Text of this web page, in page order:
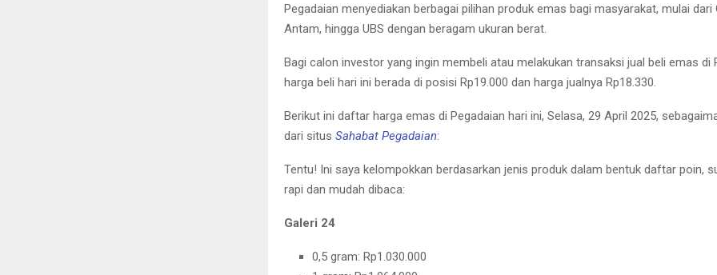
Pegadaian menyediakan berbagai pilihan produk emas bagi masyarakat, mulai dari
Antam, hingga UBS dengan beragam ukuran berat.
Bagi calon investor yang ingin membeli atau melakukan transaksi jual beli emas di
harga beli hari ini berada di posisi Rp19.000 dan harga jualnya Rp18.330.
Berikut ini daftar harga emas di Pegadaian hari ini, Selasa, 29 April 2025,
dari situs Sahabat Pegadaian:
Tentu! Ini saya kelompokkan berdasarkan jenis produk dalam bentuk daftar poin,
rapi dan mudah dibaca:
Galeri 24
0,5 gram: Rp1.030.000